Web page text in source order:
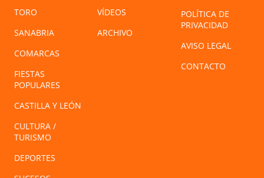
TORO
SANABRIA
COMARCAS
FIESTAS
POPULARES
CASTILLA Y LEÓN
CULTURA /
TURISMO
DEPORTES
VÍDEOS
ARCHIVO
POLÍTICA DE
PRIVACIDAD
AVISO LEGAL
CONTACTO